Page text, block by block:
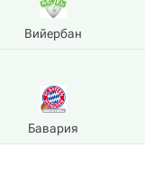
Вийербан
Бавария